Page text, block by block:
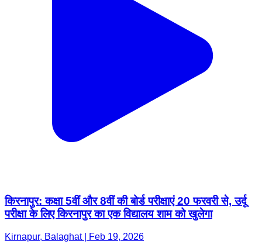
किरनापुर: कक्षा 5वीं और 8वीं की बोर्ड परीक्षाएं 20 फरवरी से, उर्दू
परीक्षा के लिए किरनापुर का एक विद्यालय शाम को खुलेगा
Kirnapur, Balaghat | Feb 19, 2026